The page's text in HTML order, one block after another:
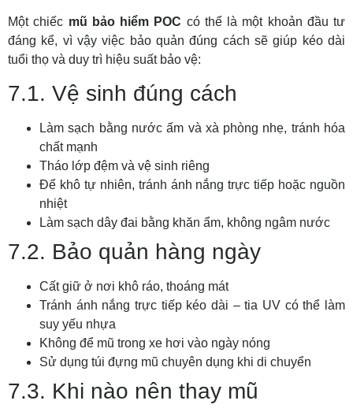
Một chiếc mũ bảo hiểm POC có thể là một khoản đầu tư
đáng kể, vì vậy việc bảo quản đúng cách sẽ giúp kéo dài
tuổi thọ và duy trì hiệu suất bảo vệ:
7.1. Vệ sinh đúng cách
Làm sạch bằng nước ấm và xà phòng nhẹ, tránh hóa
chất mạnh
Tháo lớp đệm và vệ sinh riêng
Để khô tự nhiên, tránh ánh nắng trực tiếp hoặc nguồn
nhiệt
Làm sạch dây đai bằng khăn ẩm, không ngâm nước
7.2. Bảo quản hàng ngày
Cất giữ ở nơi khô ráo, thoáng mát
Tránh ánh nắng trực tiếp kéo dài – tia UV có thể làm
suy yếu nhựa
Không để mũ trong xe hơi vào ngày nóng
Sử dụng túi đựng mũ chuyên dụng khi di chuyển
7.3. Khi nào nên thay mũ